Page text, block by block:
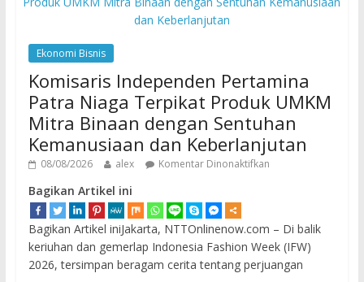
Ekonomi Bisnis
Komisaris Independen Pertamina
Patra Niaga Terpikat Produk UMKM
Mitra Binaan dengan Sentuhan
Kemanusiaan dan Keberlanjutan
08/08/2026 alex Komentar Dinonaktifkan
Bagikan Artikel ini
Bagikan Artikel iniJakarta, NTTOnlinenow.com – Di balik
keriuhan dan gemerlap Indonesia Fashion Week (IFW)
2026, tersimpan beragam cerita tentang perjuangan